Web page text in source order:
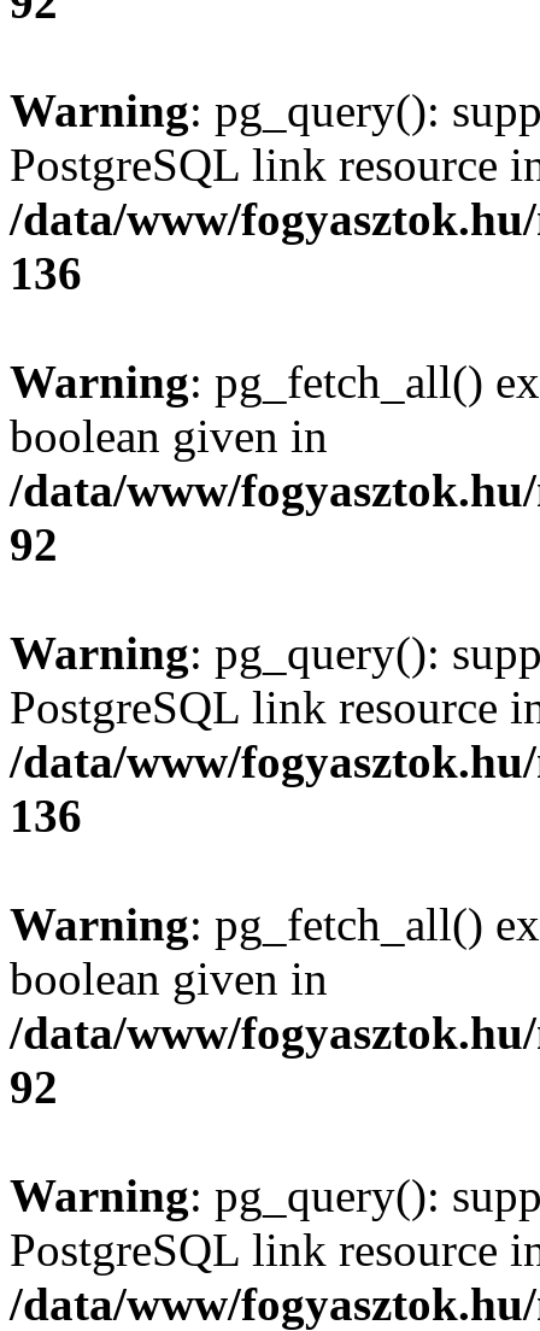
Warning: pg_query():
PostgreSQL link resource
/data/www/
136
Warning: pg_fetch_all()
boolean given in
/data/www/
92
Warning: pg_query():
PostgreSQL link resource
/data/www/
136
Warning: pg_fetch_all()
boolean given in
/data/www/
92
Warning: pg_query():
PostgreSQL link resource
/data/www/